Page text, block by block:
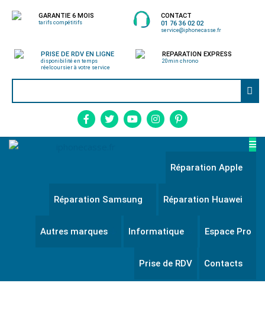
GARANTIE 6 MOIS
tarifs compétitifs
CONTACT
01 76 36 02 02
service@iphonecasse.fr
PRISE DE RDV EN LIGNE
disponibilité en temps
réelcoursier à votre service
REPARATION EXPRESS
20min chrono
Réparation Apple
Réparation Samsung Réparation Huawei
Autres marques Informatique Espace Pro
Prise de RDV Contacts